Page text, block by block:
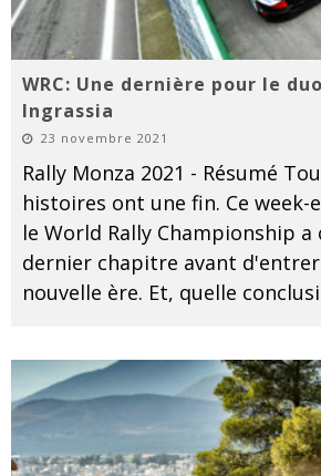
WRC: Une dernière pour le
Ingrassia
23 novembre 2021
Rally Monza 2021 - Résumé
histoires ont une fin. Ce week-
le World Rally Championship
dernier chapitre avant
nouvelle ère. Et, quelle